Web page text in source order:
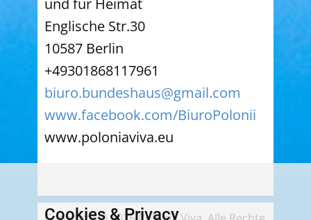
Englische Str.30
10587 Berlin
+49301868117961
biuro.bundeshaus@gmail.com
www.facebook.com/BiuroPolonii
www.poloniaviva.eu
Cookies & Privacy